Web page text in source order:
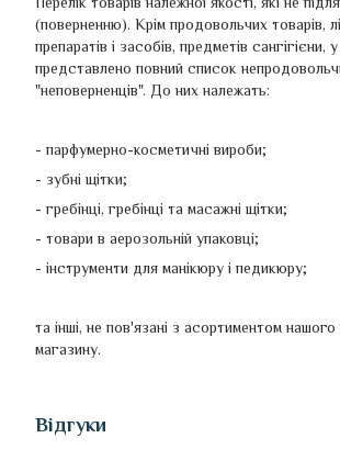
(поверненню). Крім продовольчих товарів,
препаратів і засобів, предметів сангігієни,
представлено повний список
"неповерненців". До них належать:
- парфумерно-косметичні вироби;
- зубні щітки;
- гребінці, гребінці та масажні щітки;
- товари в аерозольній упаковці;
- інструменти для манікюру і педикюру;
та інші, не пов'язані з асортиментом нашого
магазину.
Відгуки